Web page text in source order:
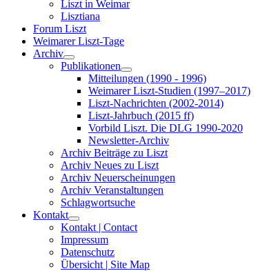
Liszt in Weimar
Lisztiana
Forum Liszt
Weimarer Liszt-Tage
Archiv
Publikationen
Mitteilungen (1990 - 1996)
Weimarer Liszt-Studien (1997–2017)
Liszt-Nachrichten (2002-2014)
Liszt-Jahrbuch (2015 ff)
Vorbild Liszt. Die DLG 1990-2020
Newsletter-Archiv
Archiv Beiträge zu Liszt
Archiv Neues zu Liszt
Archiv Neuerscheinungen
Archiv Veranstaltungen
Schlagwortsuche
Kontakt
Kontakt | Contact
Impressum
Datenschutz
Übersicht | Site Map